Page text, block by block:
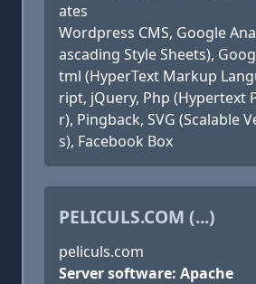
ates
Wordpress CMS, Google
ascading Style Sheets),
tml (HyperText Markup
ript, jQuery, Php (Hypertext
r), Pingback, SVG (Scalable
s), Facebook Box
PELICULS.COM (...)
peliculs.com
Server software: Apache